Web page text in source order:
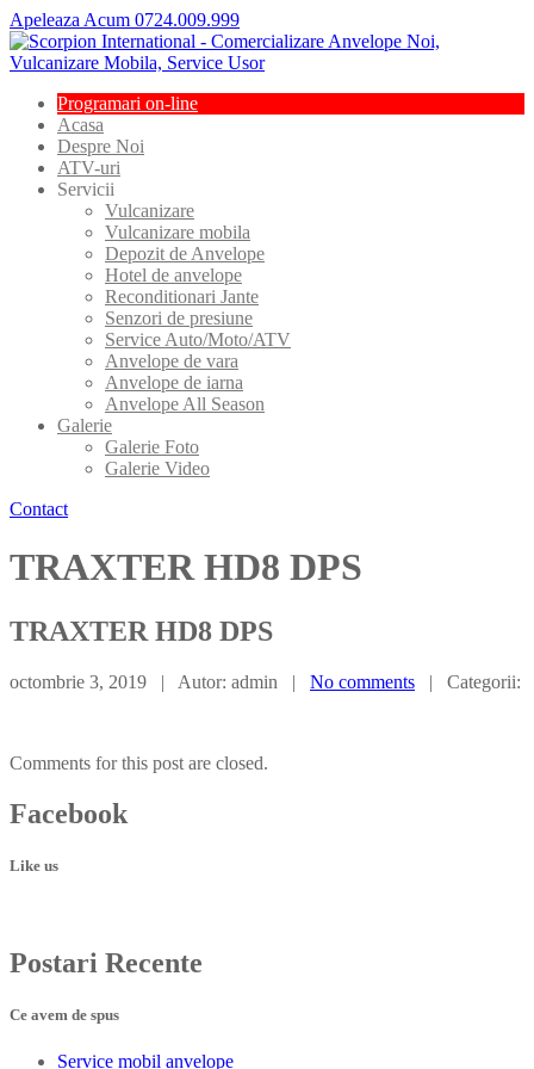
Apeleaza Acum 0724.009.999
Programari on-line
Acasa
Despre Noi
ATV-uri
Servicii
Vulcanizare
Vulcanizare mobila
Depozit de Anvelope
Hotel de anvelope
Reconditionari Jante
Senzori de presiune
Service Auto/Moto/ATV
Anvelope de vara
Anvelope de iarna
Anvelope All Season
Galerie
Galerie Foto
Galerie Video
Contact
TRAXTER HD8 DPS
TRAXTER HD8 DPS
octombrie 3, 2019 | Autor: admin | No comments | Categorii:
Comments for this post are closed.
Facebook
Like us
Postari Recente
Ce avem de spus
Service mobil anvelope